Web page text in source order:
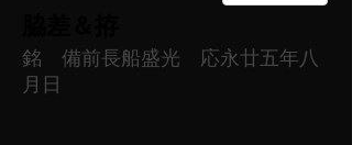
銘 備前長船盛光 応永廿五年八
月日